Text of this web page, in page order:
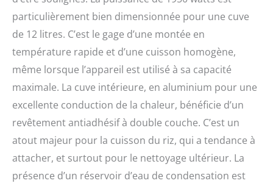
particulièrement bien dimensionnée pour une cuve
de 12 litres. C’est le gage d’une montée en
température rapide et d’une cuisson homogène,
même lorsque l’appareil est utilisé à sa capacité
maximale. La cuve intérieure, en aluminium pour une
excellente conduction de la chaleur, bénéficie d’un
revêtement antiadhésif à double couche. C’est un
atout majeur pour la cuisson du riz, qui a tendance à
attacher, et surtout pour le nettoyage ultérieur. La
présence d’un réservoir d’eau de condensation est